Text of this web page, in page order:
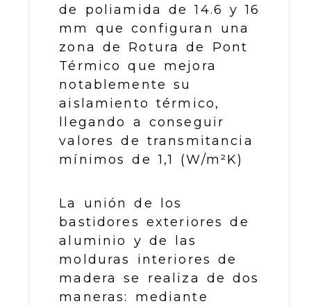
de poliamida de 14.6 y 16
mm que configuran una
zona de Rotura de Pont
Térmico que mejora
notablemente su
aislamiento térmico,
llegando a conseguir
valores de transmitancia
mínimos de 1,1 (W/m²K)
La unión de los
bastidores exteriores de
aluminio y de las
molduras interiores de
madera se realiza de dos
maneras: mediante